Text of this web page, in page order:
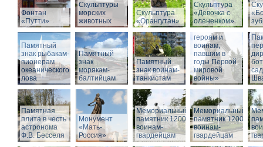
Фонтан
«Путти»
Скульптуры
морских
животных
Скульптура
«Орангутан»
Скульптура
«Девочка с
олененком»
Памятный
знак рыбакам-
пионерам
океанического
лова
Памятный
знак
морякам-
балтийцам
Памятный
знак воинам-
танкистам
Памятник
«Российским
героям и
воинам,
павшим в
годы Первой
мировой
войны»
Памятная
плита в честь
астронома
Ф.В. Бесселя
Монумент
«Мать-
Россия»
Мемориальный
памятник 1200
воинам-
гвардейцам
Мемориальный
памятник 1200
воинам-
гвардейцам